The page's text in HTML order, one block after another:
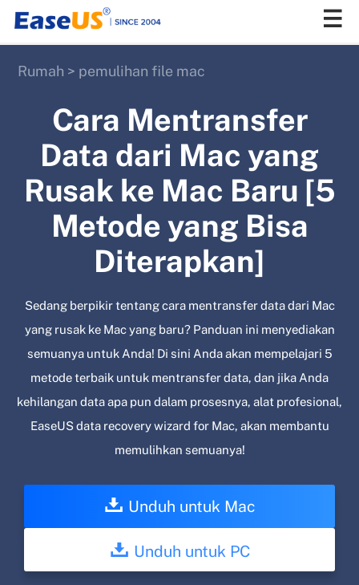
Rumah > pemulihan file mac
Cara Mentransfer
Data dari Mac yang
Rusak ke Mac Baru [5
Metode yang Bisa
Diterapkan]
Sedang berpikir tentang cara mentransfer data dari Mac
yang rusak ke Mac yang baru? Panduan ini menyediakan
semuanya untuk Anda! Di sini Anda akan mempelajari 5
metode terbaik untuk mentransfer data, dan jika Anda
kehilangan data apa pun dalam prosesnya, alat profesional,
EaseUS data recovery wizard for Mac, akan membantu
memulihkan semuanya!
Unduh untuk Mac
Unduh untuk PC